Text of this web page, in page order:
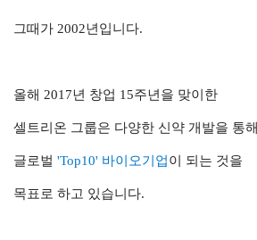
그때가 2002년입니다.
올해 2017년 창업 15주년을 맞이한
셀트리온 그룹은 다양한 신약 개발을 통해
글로벌 'Top10' 바이오기업이 되는 것을
목표로 하고 있습니다.